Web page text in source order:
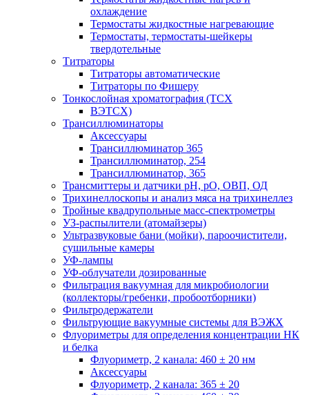
охлаждение
Термостаты жидкостные нагревающие
Термостаты, термостаты-шейкеры
твердотельные
Титраторы
Титраторы автоматические
Титраторы по Фишеру
Тонкослойная хроматография (ТСХ
ВЭТСХ)
Трансиллюминаторы
Аксессуары
Трансиллюминатор 365
Трансиллюминатор, 254
Трансиллюминатор, 365
Трансмиттеры и датчики рН, рО, ОВП, ОД
Трихинеллоскопы и анализ мяса на трихинеллез
Тройные квадрупольные масс-спектрометры
УЗ-распылители (атомайзеры)
Ультразвуковые бани (мойки), пароочистители,
сушильные камеры
УФ-лампы
УФ-облучатели дозированные
Фильтрация вакуумная для микробиологии
(коллекторы/гребенки, пробоотборники)
Фильтродержатели
Фильтрующие вакуумные системы для ВЭЖХ
Флуориметры для определения концентрации НК
и белка
Флуориметр, 2 канала: 460 ± 20 нм
Аксессуары
Флуориметр, 2 канала: 365 ± 20